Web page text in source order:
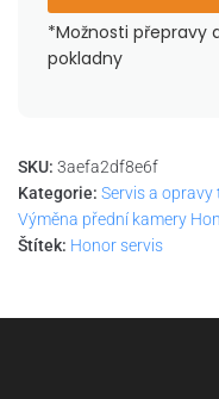
*Možnosti přepravy
pokladny
SKU: 3aefa2df8e6f
Kategorie: Servis a opravy
Výměna přední kamery
Štítek: Honor servis